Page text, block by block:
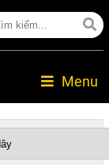
Menu